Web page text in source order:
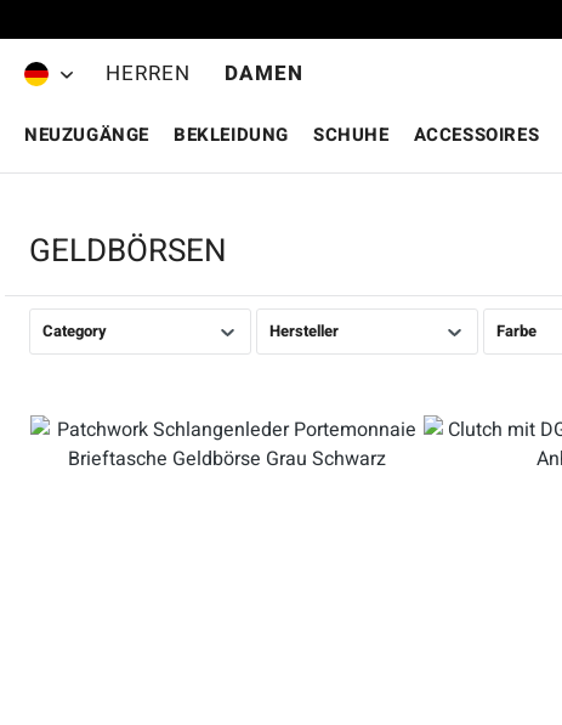
HERREN DAMEN
NEUZUGÄNGE BEKLEIDUNG SCHUHE ACCESSOIRES
GELDBÖRSEN
Category Hersteller Farbe